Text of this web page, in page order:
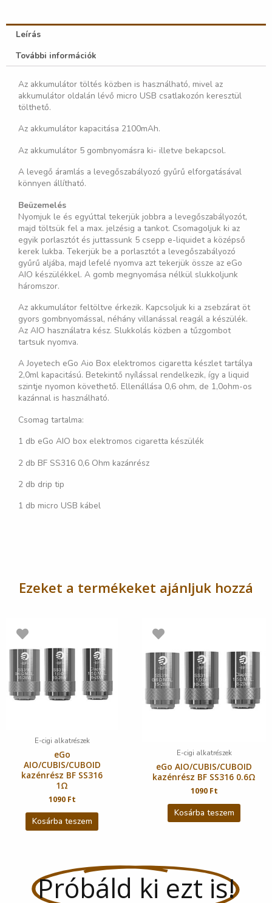
Leírás
További információk
Az akkumulátor töltés közben is használható, mivel az
akkumulátor oldalán lévő micro USB csatlakozón keresztül
tölthető.
Az akkumulátor kapacitása 2100mAh.
Az akkumulátor 5 gombnyomásra ki- illetve bekapcsol.
A levegő áramlás a levegőszabályozó gyűrű elforgatásával
könnyen állítható.
Beüzemelés
Nyomjuk le és egyúttal tekerjük jobbra a levegőszabályozót,
majd töltsük fel a max. jelzésig a tankot. Csomagoljuk ki az
egyik porlasztót és juttassunk 5 csepp e-liquidet a középső
kerek lukba. Tekerjük be a porlasztót a levegőszabályozó
gyűrű aljába, majd lefelé nyomva azt tekerjük össze az eGo
AIO készülékkel. A gomb megnyomása nélkül slukkoljunk
háromszor.
Az akkumulátor feltöltve érkezik. Kapcsoljuk ki a zsebzárat öt
gyors gombnyomással, néhány villanással reagál a készülék.
Az AIO használatra kész. Slukkolás közben a tűzgombot
tartsuk nyomva.
A Joyetech eGo Aio Box elektromos cigaretta készlet tartálya
2,0ml kapacitású. Betekintő nyílással rendelkezik, így a liquid
szintje nyomon követhető. Ellenállása 0,6 ohm, de 1,0ohm-os
kazánnal is használható.
Csomag tartalma:
1 db eGo AIO box elektromos cigaretta készülék
2 db BF SS316 0,6 Ohm kazánrész
2 db drip tip
1 db micro USB kábel
Ezeket a termékeket ajánljuk hozzá
E-cigi alkatrészek
eGo
AIO/CUBIS/CUBOID
kazénrész BF SS316
1Ω
1090 Ft
Kosárba teszem
E-cigi alkatrészek
eGo AIO/CUBIS/CUBOID
kazénrész BF SS316 0.6Ω
1090 Ft
Kosárba teszem
Próbáld ki ezt is!